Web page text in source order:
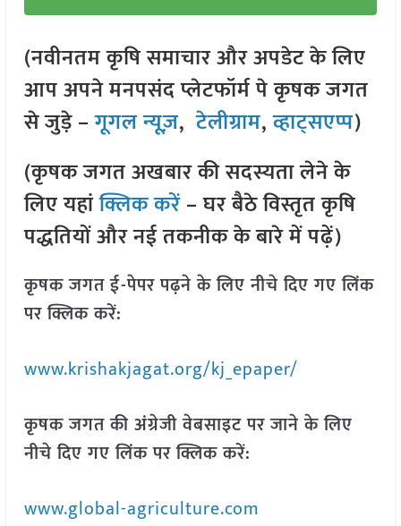
(नवीनतम कृषि समाचार और अपडेट के लिए
आप अपने मनपसंद प्लेटफॉर्म पे कृषक जगत
से जुड़े –गूगल न्यूज़,टेलीग्राम,व्हाट्सएप्प)
(कृषक जगत अखबार की सदस्यता लेने के
लिए यहांक्लिक करें– घर बैठे विस्तृत कृषि
पद्धतियों और नई तकनीक के बारे में पढ़ें)
कृषक जगत ई-पेपर पढ़ने के लिए नीचे दिए गए लिंक
पर क्लिक करें:
www.krishakjagat.org/kj_epaper/
कृषक जगत की अंग्रेजी वेबसाइट पर जाने के लिए
नीचे दिए गए लिंक पर क्लिक करें:
www.global-agriculture.com